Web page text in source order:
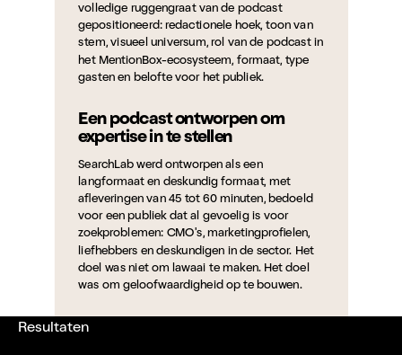
volledige ruggengraat van de podcast
gepositioneerd: redactionele hoek, toon van
stem, visueel universum, rol van de podcast in
het MentionBox-ecosysteem, formaat, type
gasten en belofte voor het publiek.
Een podcast ontworpen om
expertise in te stellen
SearchLab werd ontworpen als een
langformaat en deskundig formaat, met
afleveringen van 45 tot 60 minuten, bedoeld
voor een publiek dat al gevoelig is voor
zoekproblemen: CMO's, marketingprofielen,
liefhebbers en deskundigen in de sector. Het
doel was niet om lawaai te maken. Het doel
was om geloofwaardigheid op te bouwen.
Een volledige takeover
Resultaten